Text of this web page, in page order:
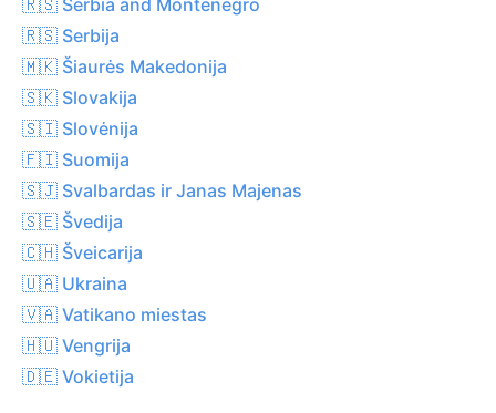
🇷🇸 Serbija
🇲🇰 Šiaurės Makedonija
🇸🇰 Slovakija
🇸🇮 Slovėnija
🇫🇮 Suomija
🇸🇯 Svalbardas ir Janas Majenas
🇸🇪 Švedija
🇨🇭 Šveicarija
🇺🇦 Ukraina
🇻🇦 Vatikano miestas
🇭🇺 Vengrija
🇩🇪 Vokietija